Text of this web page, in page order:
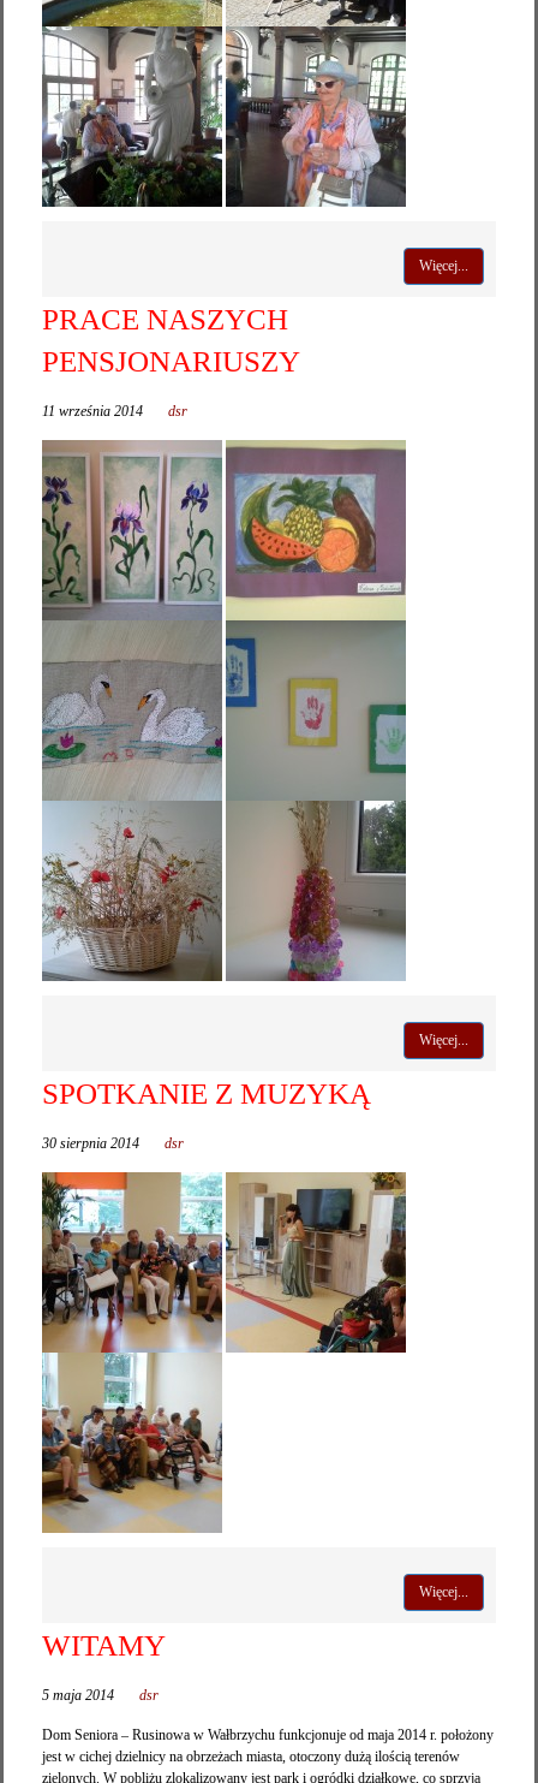
Więcej...
PRACE NASZYCH
PENSJONARIUSZY
11 września 2014 dsr
Więcej...
SPOTKANIE Z MUZYKĄ
30 sierpnia 2014 dsr
Więcej...
WITAMY
5 maja 2014 dsr
Dom Seniora – Rusinowa w Wałbrzychu funkcjonuje od maja 2014 r. położony
jest w cichej dzielnicy na obrzeżach miasta, otoczony dużą ilością terenów
zielonych. W pobliżu zlokalizowany jest park i ogródki działkowe, co sprzyja